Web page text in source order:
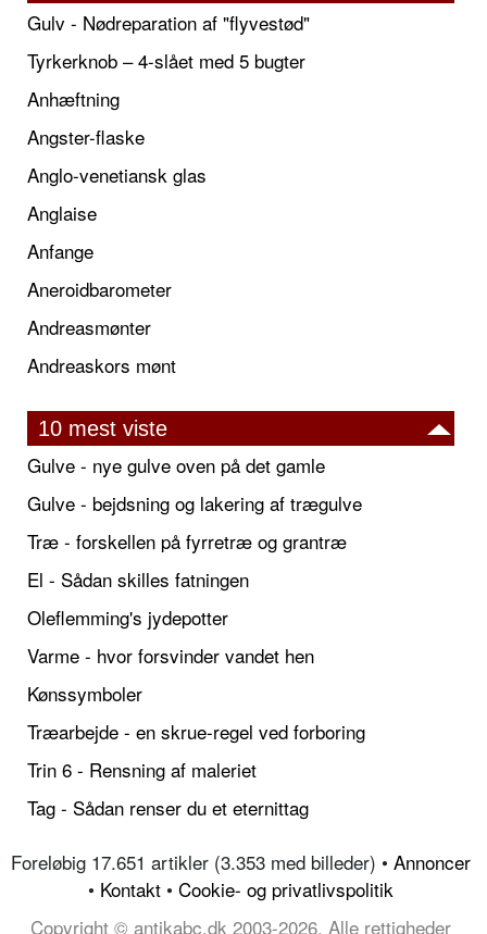
Gulv - Nødreparation af "flyvestød"
Tyrkerknob – 4-slået med 5 bugter
Anhæftning
Angster-flaske
Anglo-venetiansk glas
Anglaise
Anfange
Aneroidbarometer
Andreasmønter
Andreaskors mønt
10 mest viste
Gulve - nye gulve oven på det gamle
Gulve - bejdsning og lakering af trægulve
Træ - forskellen på fyrretræ og grantræ
El - Sådan skilles fatningen
Oleflemming's jydepotter
Varme - hvor forsvinder vandet hen
Kønssymboler
Træarbejde - en skrue-regel ved forboring
Trin 6 - Rensning af maleriet
Tag - Sådan renser du et eternittag
Foreløbig 17.651 artikler (3.353 med billeder) • Annoncer
• Kontakt • Cookie- og privatlivspolitik
Copyright © antikabc.dk 2003-2026, Alle rettigheder